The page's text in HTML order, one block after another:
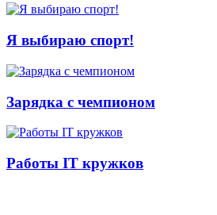
Я выбираю спорт!
Зарядка с чемпионом
Работы IT кружков